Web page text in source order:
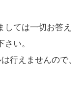
しては一切お答え
い。
行えませんので、